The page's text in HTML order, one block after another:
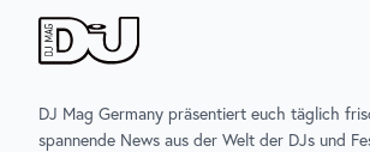
DJ Mag Germany präsentiert euch täglich
spannende News aus der Welt der DJs und